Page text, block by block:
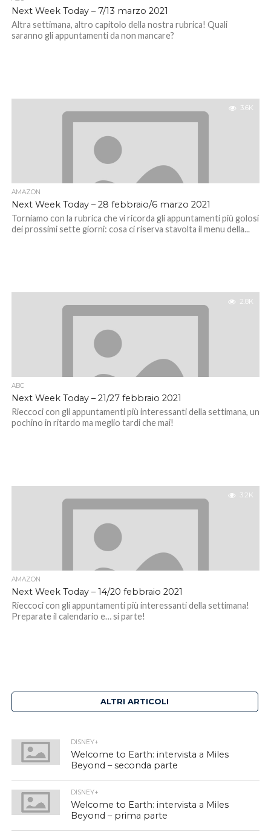
Next Week Today – 7/13 marzo 2021
Altra settimana, altro capitolo della nostra rubrica! Quali
saranno gli appuntamenti da non mancare?
3.6K
AMAZON
Next Week Today – 28 febbraio/6 marzo 2021
Torniamo con la rubrica che vi ricorda gli appuntamenti più golosi
dei prossimi sette giorni: cosa ci riserva stavolta il menu della...
2.8K
ABC
Next Week Today – 21/27 febbraio 2021
Rieccoci con gli appuntamenti più interessanti della settimana, un
pochino in ritardo ma meglio tardi che mai!
3.2K
AMAZON
Next Week Today – 14/20 febbraio 2021
Rieccoci con gli appuntamenti più interessanti della settimana!
Preparate il calendario e… si parte!
ALTRI ARTICOLI
DISNEY+
Welcome to Earth: intervista a Miles
Beyond – seconda parte
DISNEY+
Welcome to Earth: intervista a Miles
Beyond – prima parte